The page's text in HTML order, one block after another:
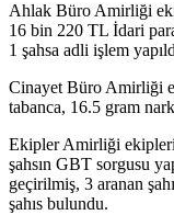
Ahlak Büro Amirliği
16 bin 220 TL İdari
1 şahsa adli işlem
Cinayet Büro Amirliği
tabanca, 16.5 gram
Ekipler Amirliği
şahsın GBT sorgusu
geçirilmiş, 3 aranan
şahıs bulundu.